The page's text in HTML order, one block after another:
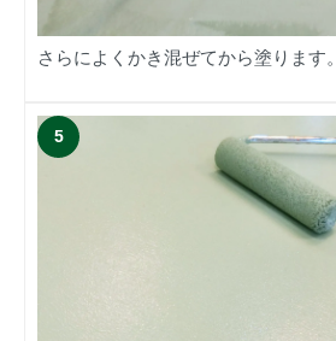
さらによくかき混ぜてから塗ります。